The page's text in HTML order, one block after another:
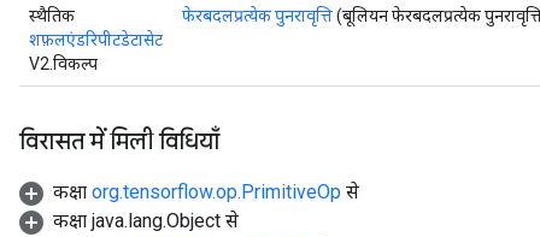
स्थैतिक
शफ़लएंडरिपीटडेटासेट
V2.विकल्प
फेरबदलप्रत्येक पुनरावृत्ति(बूलियन फेरबदलप्रत्येक
विरासत में मिली विधियाँ
कक्षा org.tensorflow.op.PrimitiveOp से
कक्षा java.lang.Object से